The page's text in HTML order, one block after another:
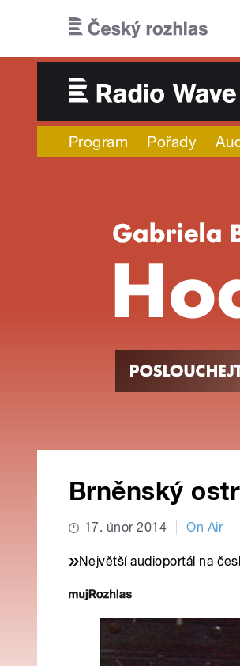
Program Pořady
Brněnský
17. únor 2014 On Air
Největší audioportál na